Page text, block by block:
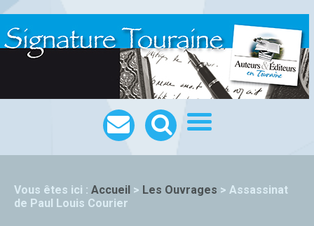
Vous êtes ici : Accueil > Les Ouvrages > Assassinat
de Paul Louis Courier